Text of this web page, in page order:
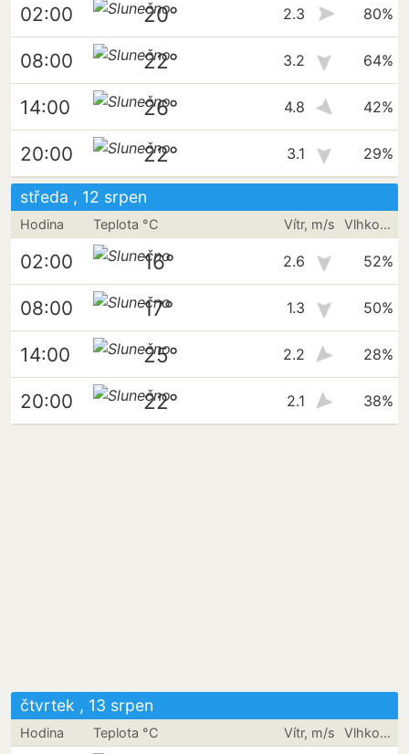
02:00 20° 2.3 80%
08:00 22° 3.2 64%
14:00 26° 4.8 42%
20:00 22° 3.1 29%
středa , 12 srpen
Hodina Teplota °C Vítr, m/s Vlhkost vzduchu
02:00 16° 2.6 52%
08:00 17° 1.3 50%
14:00 25° 2.2 28%
20:00 22° 2.1 38%
čtvrtek , 13 srpen
Hodina Teplota °C Vítr, m/s Vlhkost vzduchu